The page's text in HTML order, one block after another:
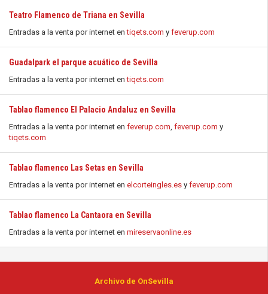
Teatro Flamenco de Triana en Sevilla
Entradas a la venta por internet entiqets.com y feverup.com
Guadalpark el parque acuático de Sevilla
Entradas a la venta por internet entiqets.com
Tablao flamenco El Palacio Andaluz en Sevilla
Entradas a la venta por internet en feverup.com, feverup.com y
tiqets.com
Tablao flamenco Las Setas en Sevilla
Entradas a la venta por internet en elcorteingles.es y feverup.com
Tablao flamenco La Cantaora en Sevilla
Entradas a la venta por internet en mireservaonline.es
Archivo de OnSevilla